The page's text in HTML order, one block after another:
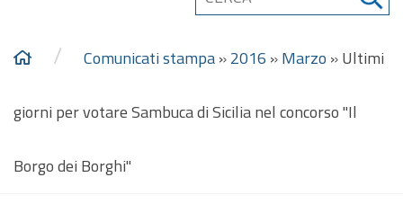
/ Comunicati stampa»2016 »Marzo »Ultimi
giorni per votare Sambuca di Sicilia nel concorso "Il
Borgo dei Borghi"